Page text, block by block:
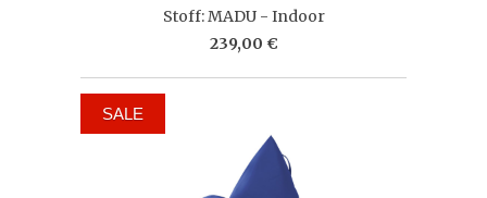
Stoff: MADU - Indoor
239,00 €
SALE